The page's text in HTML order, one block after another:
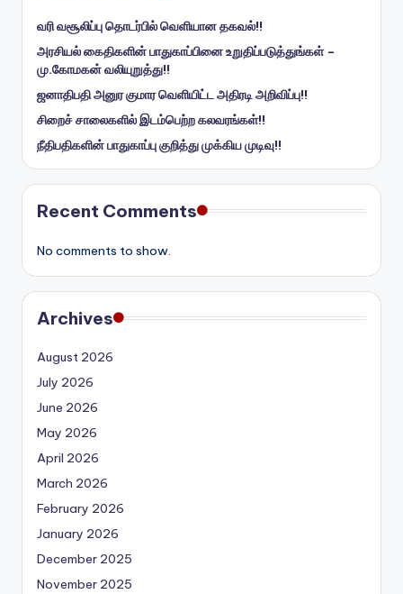
வரி வசூலிப்பு தொடர்பில் வெளியான தகவல்!!
அரசியல் கைதிகளின் பாதுகாப்பினை உறுதிப்படுத்துங்கள் –
மு.கோமகன் வலியுறுத்து!!
ஜனாதிபதி அனுர குமார வெளியிட்ட அதிரடி அறிவிப்பு!!
சிறைச் சாலைகளில் இடம்பெற்ற கலவரங்கள்!!
நீதிபதிகளின் பாதுகாப்பு குறித்து முக்கிய முடிவு!!
Recent Comments
No comments to show.
Archives
August 2026
July 2026
June 2026
May 2026
April 2026
March 2026
February 2026
January 2026
December 2025
November 2025